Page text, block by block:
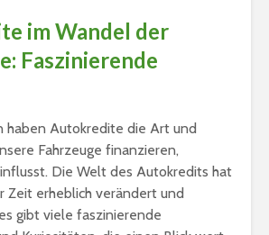
im Wandel der
Faszinierende
haben Autokredite die Art und
Fahrzeuge finanzieren,
Die Welt des Autokredits hat
Zeit erheblich verändert und
gibt viele faszinierende